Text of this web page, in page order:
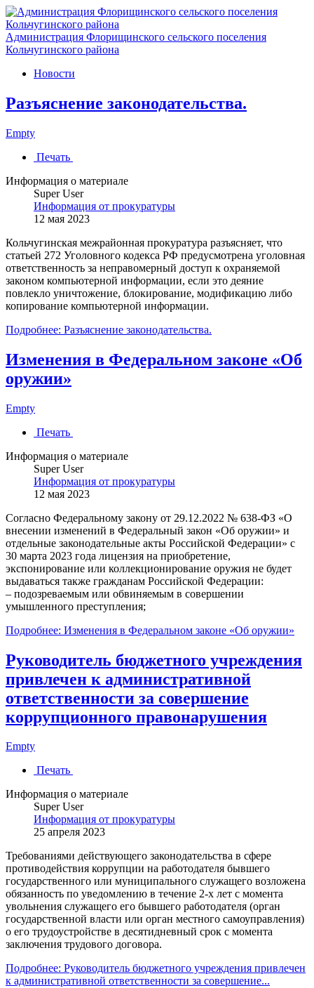
Администрация Флорищинского сельского поселения
Кольчугинского района
Новости
Разъяснение законодательства.
Empty
Печать
Информация о материале
Super User
Информация от прокуратуры
12 мая 2023
Кольчугинская межрайонная прокуратура разъясняет, что
статьей 272 Уголовного кодекса РФ предусмотрена уголовная
ответственность за неправомерный доступ к охраняемой
законом компьютерной информации, если это деяние
повлекло уничтожение, блокирование, модификацию либо
копирование компьютерной информации.
Подробнее: Разъяснение законодательства.
Изменения в Федеральном законе «Об
оружии»
Empty
Печать
Информация о материале
Super User
Информация от прокуратуры
12 мая 2023
Согласно Федеральному закону от 29.12.2022 № 638-ФЗ «О
внесении изменений в Федеральный закон «Об оружии» и
отдельные законодательные акты Российской Федерации» с
30 марта 2023 года лицензия на приобретение,
экспонирование или коллекционирование оружия не будет
выдаваться также гражданам Российской Федерации:
– подозреваемым или обвиняемым в совершении
умышленного преступления;
Подробнее: Изменения в Федеральном законе «Об оружии»
Руководитель бюджетного учреждения
привлечен к административной
ответственности за совершение
коррупционного правонарушения
Empty
Печать
Информация о материале
Super User
Информация от прокуратуры
25 апреля 2023
Требованиями действующего законодательства в сфере
противодействия коррупции на работодателя бывшего
государственного или муниципального служащего возложена
обязанность по уведомлению в течение 2-х лет с момента
увольнения служащего его бывшего работодателя (орган
государственной власти или орган местного самоуправления)
о его трудоустройстве в десятидневный срок с момента
заключения трудового договора.
Подробнее: Руководитель бюджетного учреждения привлечен
к административной ответственности за совершение...